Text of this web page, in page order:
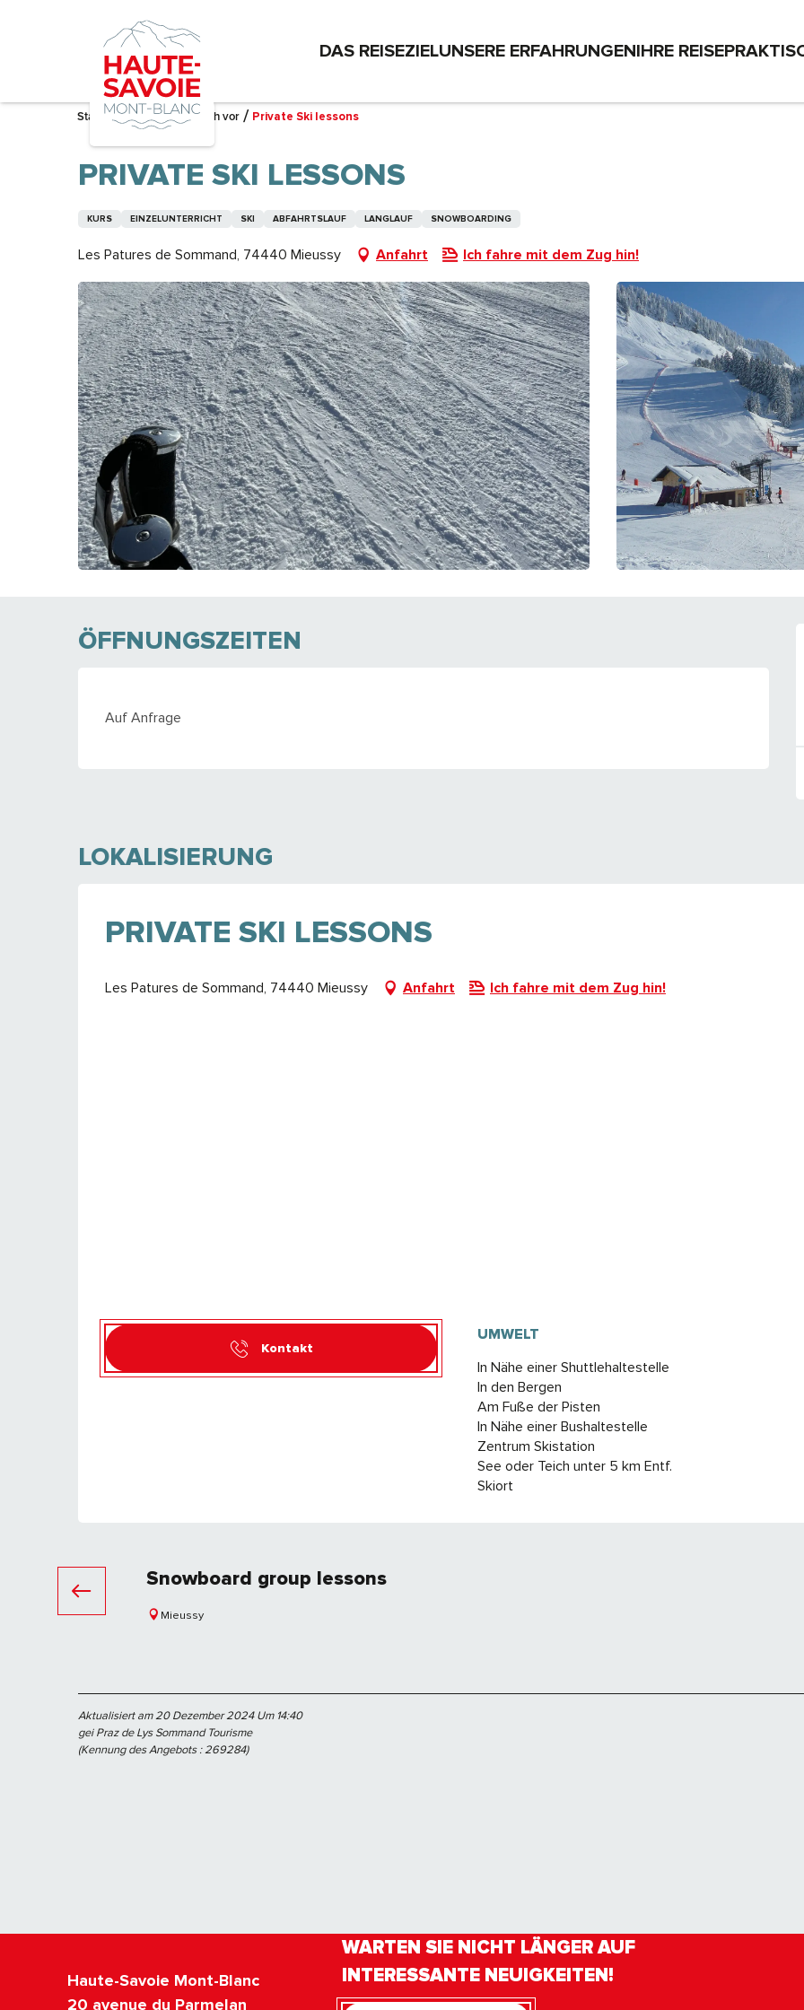
DAS REISEZIELUNSERE ERFAHRUNGENIHRE REISE
Startseite – Ich bereite mich vor Private Ski lessons
PRIVATE SKI LESSONS
KURS EINZELUNTERRICHT SKI ABFAHRTSLAUF LANGLAUF SNOWBOARDING
Les Patures de Sommand, 74440 Mieussy Anfahrt Ich fahre mit dem Zug hin!
ÖFFNUNGSZEITEN
Auf Anfrage
LOKALISIERUNG
PRIVATE SKI LESSONS
Les Patures de Sommand, 74440 Mieussy Anfahrt Ich fahre mit dem Zug hin!
Kontakt
UMWELT
UMWELT
In Nähe einer Shuttlehaltestelle
In den Bergen
Am Fuße der Pisten
In Nähe einer Bushaltestelle
Zentrum Skistation
See oder Teich unter 5 km Entf.
Skiort
Snowboard group lessons
Mieussy
Aktualisiert am 20 Dezember 2024 Um 14:40
gei Praz de Lys Sommand Tourisme
(Kennung des Angebots :269284)
Haute-Savoie Mont-Blanc
20 avenue du Parmelan
WARTEN SIE NICHT LÄNGER AUF
INTERESSANTE NEUIGKEITEN!